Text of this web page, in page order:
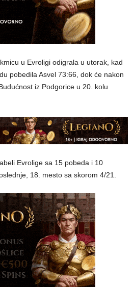
u Evroligi odigrala u utorak, kad
pobedila Asvel 73:66, dok će nakon
iz Podgorice u 20. kolu
Evrolige sa 15 pobeda i 10
18. mesto sa skorom 4/21.